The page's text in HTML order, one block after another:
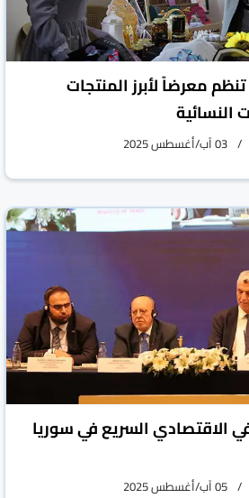
معرضاً لأبرز المنتجات
النسائية
03 آب/أغسطس 2025
الاقتصادي السريع في سوريا
05 آب/أغسطس 2025